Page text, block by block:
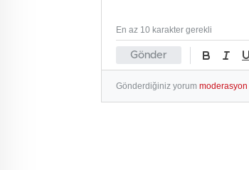
Gönder
En az 10 karakter gerekli
Gönderdiğiniz yorum moderasyon